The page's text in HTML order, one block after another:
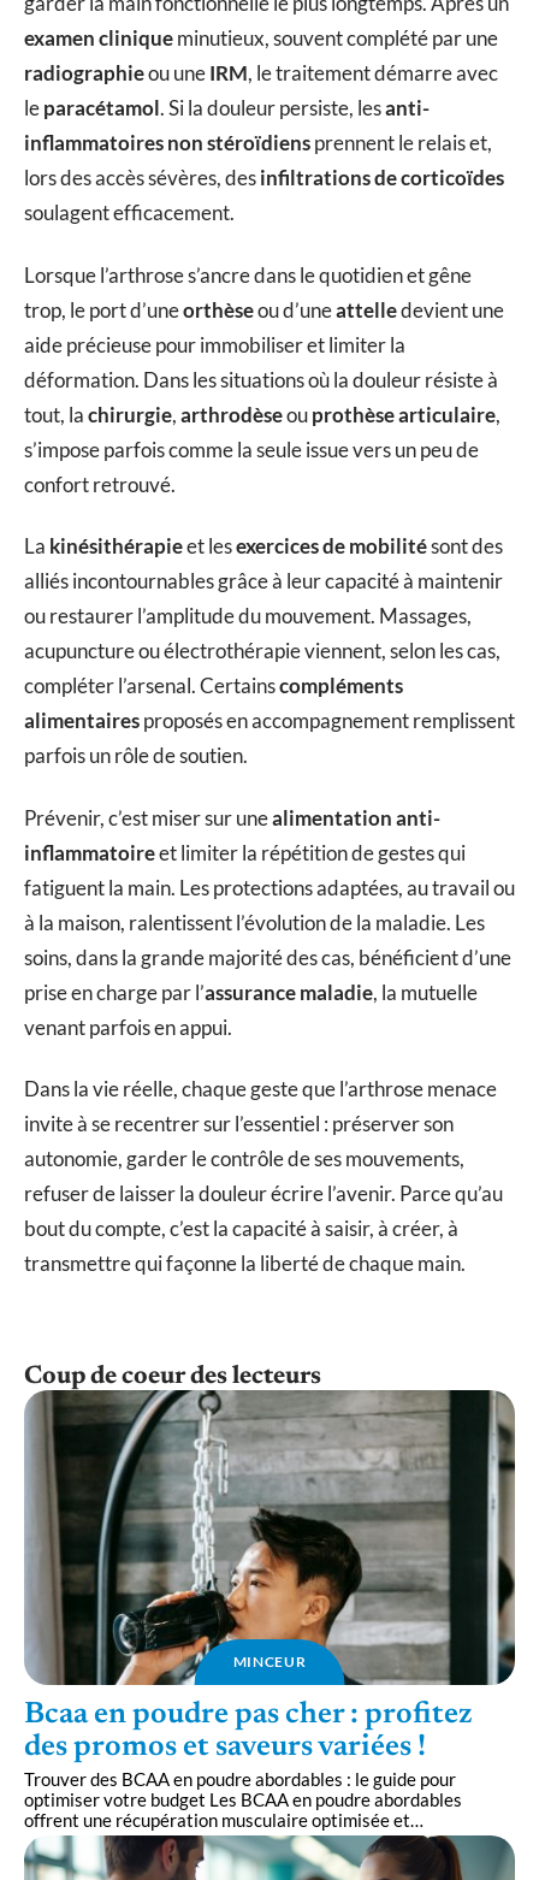
examen cliniqueminutieux, souvent complété par une
radiographieou uneIRM, le traitement démarre avec
leparacétamol. Si la douleur persiste, lesanti-
inflammatoires non stéroïdiensprennent le relais et,
lors des accès sévères, desinfiltrations de corticoïdes
soulagent efficacement.
Lorsque l’arthrose s’ancre dans le quotidien et gêne
trop, le port d’uneorthèseou d’uneattelledevient une
aide précieuse pour immobiliser et limiter la
déformation. Dans les situations où la douleur résiste à
tout, lachirurgie,arthrodèseouprothèse articulaire,
s’impose parfois comme la seule issue vers un peu de
confort retrouvé.
La kinésithérapieet lesexercices de mobilitésont des
alliés incontournables grâce à leur capacité à maintenir
ou restaurer l’amplitude du mouvement. Massages,
acupuncture ou électrothérapie viennent, selon les cas,
compléter l’arsenal. Certainscompléments
alimentairesproposés en accompagnement remplissent
parfois un rôle de soutien.
Prévenir, c’est miser sur unealimentation anti-
inflammatoireet limiter la répétition de gestes qui
fatiguent la main. Les protections adaptées, au travail ou
à la maison, ralentissent l’évolution de la maladie. Les
soins, dans la grande majorité des cas, bénéficient d’une
prise en charge par l’assurance maladie, la mutuelle
venant parfois en appui.
Dans la vie réelle, chaque geste que l’arthrose menace
invite à se recentrer sur l’essentiel : préserver son
autonomie, garder le contrôle de ses mouvements,
refuser de laisser la douleur écrire l’avenir. Parce qu’au
bout du compte, c’est la capacité à saisir, à créer, à
transmettre qui façonne la liberté de chaque main.
Coup de coeur des lecteurs
MINCEUR
Bcaa en poudre pas cher : profitez
des promos et saveurs variées !
Trouver des BCAA en poudre abordables : le guide pour
optimiser votre budget Les BCAA en poudre abordables
offrent une récupération musculaire optimisée et…